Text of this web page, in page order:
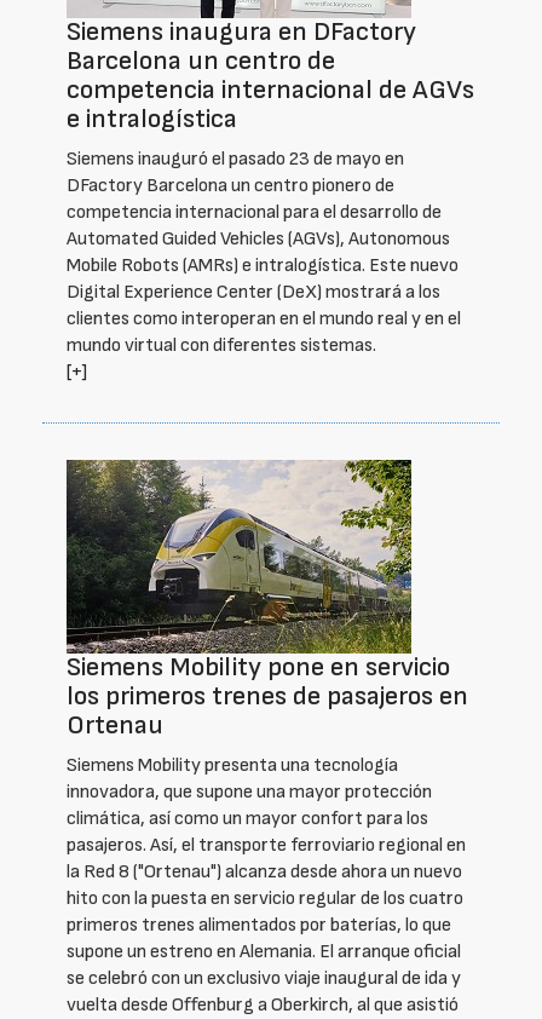
Siemens inaugura en DFactory
Barcelona un centro de
competencia internacional de AGVs
e intralogística
Siemens inauguró el pasado 23 de mayo en
DFactory Barcelona un centro pionero de
competencia internacional para el desarrollo de
Automated Guided Vehicles (AGVs), Autonomous
Mobile Robots (AMRs) e intralogística. Este nuevo
Digital Experience Center (DeX) mostrará a los
clientes como interoperan en el mundo real y en el
mundo virtual con diferentes sistemas.
[+]
Siemens Mobility pone en servicio
los primeros trenes de pasajeros en
Ortenau
Siemens Mobility presenta una tecnología
innovadora, que supone una mayor protección
climática, así como un mayor confort para los
pasajeros. Así, el transporte ferroviario regional en
la Red 8 ("Ortenau") alcanza desde ahora un nuevo
hito con la puesta en servicio regular de los cuatro
primeros trenes alimentados por baterías, lo que
supone un estreno en Alemania. El arranque oficial
se celebró con un exclusivo viaje inaugural de ida y
vuelta desde Offenburg a Oberkirch, al que asistió